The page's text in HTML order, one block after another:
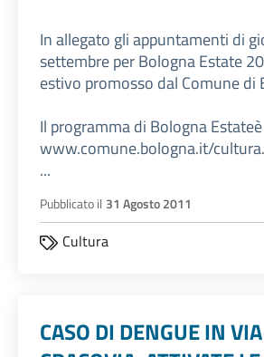
In allegato gli appuntamenti di
settembre per Bologna Estate
estivo promosso dal Comune di
Il programma di Bologna
www.comune.bologna.it/cultura.
...
Pubblicato il 31 Agosto 2011
Cultura
CASO DI DENGUE IN VIA